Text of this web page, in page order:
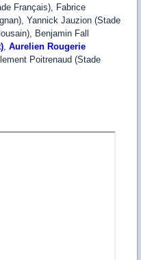
Français), Fabrice
Yannick Jauzion (Stade
Benjamin Fall
Aurelien Rougerie
Poitrenaud (Stade